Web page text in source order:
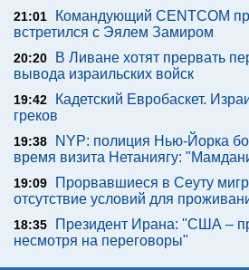
21:01
Командующий CENTCOM
встретился с Эялем Замиром
20:20
В Ливане хотят прервать
вывода израильских войск
19:42
Кадетский Евробаскет.
греков
19:38
NYP: полиция Нью-Йорка
время визита Нетаниягу:
19:09
Прорвавшиеся в Сеуту
отсутствие условий для
18:35
Президент Ирана: "США –
несмотря на переговоры"